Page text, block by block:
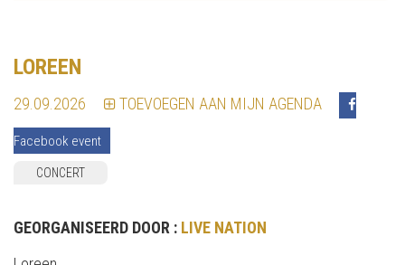
LOREEN
29.09.2026 TOEVOEGEN AAN MIJN AGENDA
Facebook event
CONCERT
GEORGANISEERD DOOR : LIVE NATION